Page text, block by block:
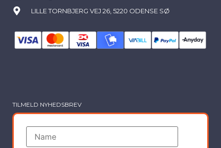
LILLE TORNBJERG VEJ 26, 5220 ODENSE SØ
TILMELD NYHEDSBREV